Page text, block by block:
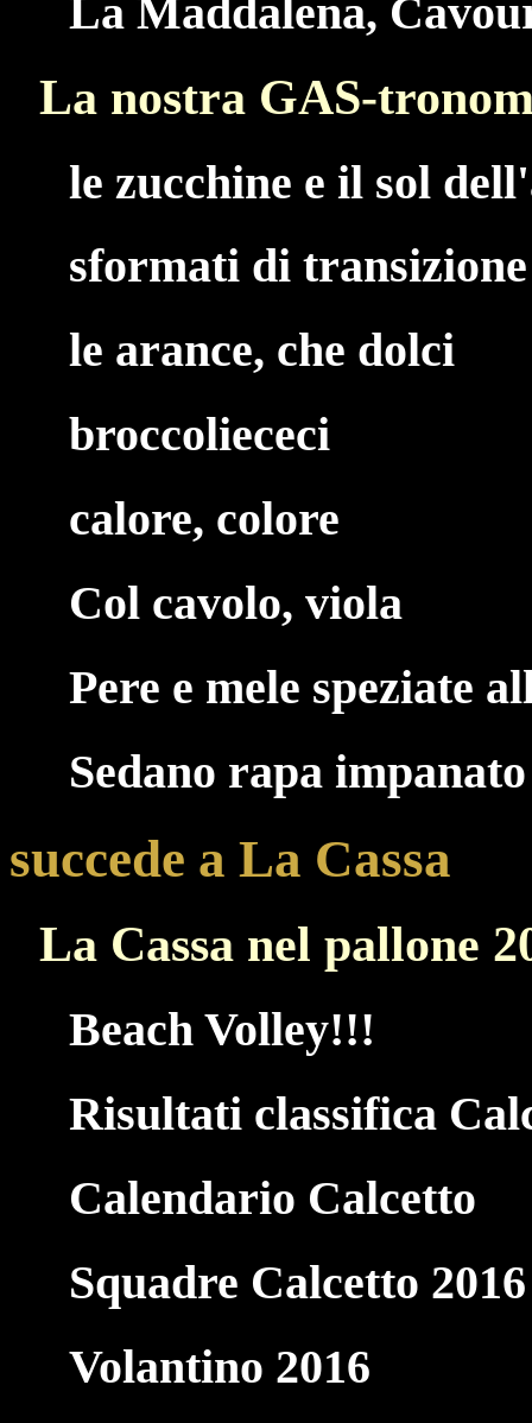
La Maddalena,
La nostra GAS-
le zucchine e il sol
sformati di transizione
le arance, che dolci
broccoliececi
calore, colore
Col cavolo, viola
Pere e mele speziate
Sedano rapa impanato
succede a La Cassa
La Cassa nel pallone
Beach Volley!!!
Risultati classifica
Calendario Calcetto
Squadre Calcetto 2016
Volantino 2016